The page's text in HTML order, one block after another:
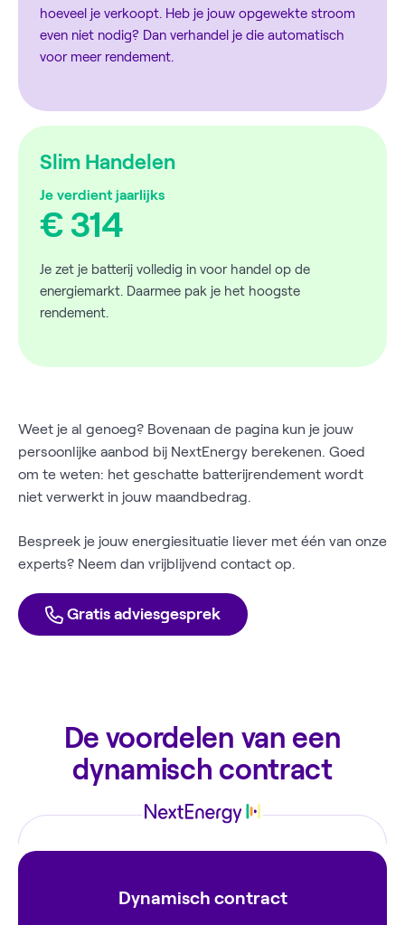
hoeveel je verkoopt. Heb je jouw opgewekte stroom
even niet nodig? Dan verhandel je die automatisch
voor meer rendement.
Slim Handelen
Je verdient jaarlijks
€ 314
Je zet je batterij volledig in voor handel op de
energiemarkt. Daarmee pak je het hoogste
rendement.
Weet je al genoeg? Bovenaan de pagina kun je jouw
persoonlijke aanbod bij NextEnergy berekenen. Goed
om te weten: het geschatte batterijrendement wordt
niet verwerkt in jouw maandbedrag.
Bespreek je jouw energiesituatie liever met één van onze
experts? Neem dan vrijblijvend contact op.
Gratis adviesgesprek
De voordelen van een
dynamisch contract
Dynamisch contract